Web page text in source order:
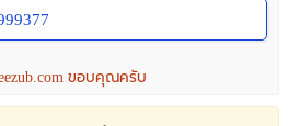
ขอบคุณครับ